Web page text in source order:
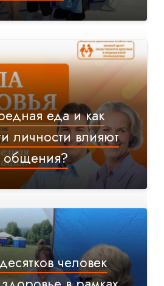
еда и как
личности влияют
общения?
человек